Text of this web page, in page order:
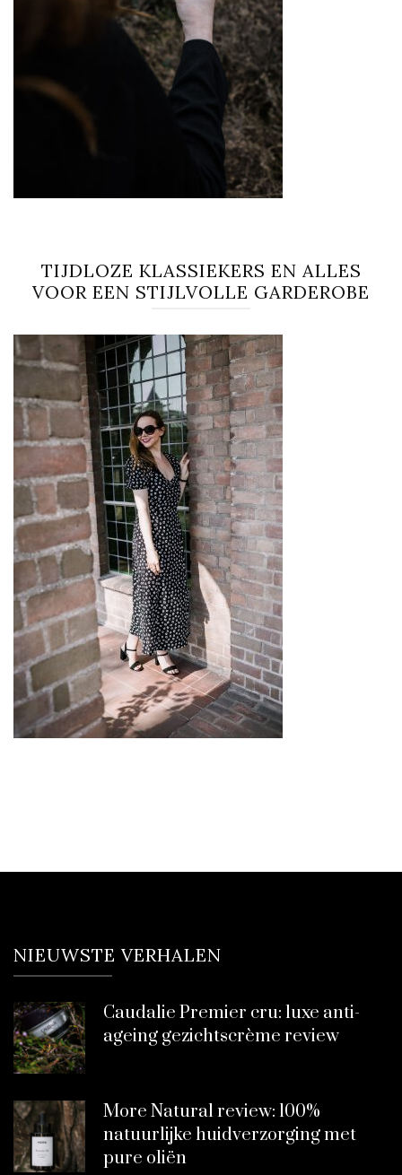
TIJDLOZE KLASSIEKERS EN ALLES
VOOR EEN STIJLVOLLE GARDEROBE
NIEUWSTE VERHALEN
Caudalie Premier cru: luxe anti-
ageing gezichtscrème review
More Natural review: 100%
natuurlijke huidverzorging met
pure oliën